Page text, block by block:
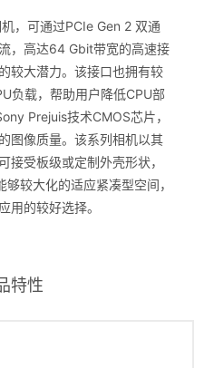
，可通过PCIe Gen 2 双通
，高达64 Gbit带宽的高速接
较大潜力。该接口也拥有较
负载，帮助用户降低CPU部
Prejuis技术CMOS芯片，
图像质量。该系列相机以其
接受板级或定制外壳形状，
较大化的适应紧凑型空间，
用的较好选择。
特性